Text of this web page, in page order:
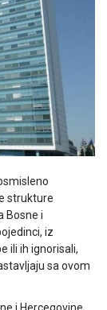
strukture
Bosne i
iz
ili ih ignorisali,
sa ovom